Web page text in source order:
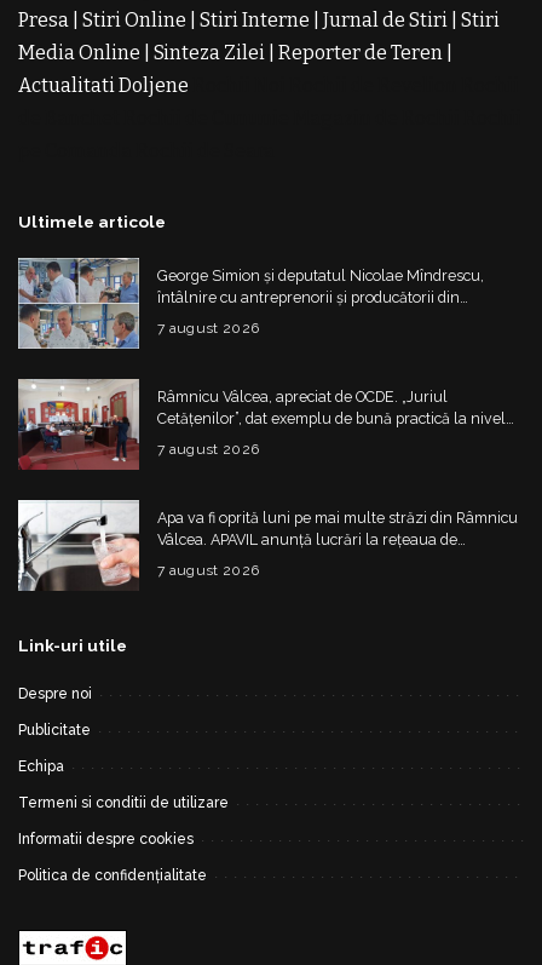
Presa Stiri Online Stiri Interne Jurnal de Stiri Stiri
Media Online
Sinteza Zilei Reporter de Teren
Actualitati Doljene
Ultimele articole
George Simion și deputatul Nicolae Mîndrescu,
întâlnire cu antreprenorii și producătorii din
Drăgășani
7 august 2026
Râmnicu Vâlcea, apreciat de OCDE. „Juriul
Cetățenilor”, dat exemplu de bună practică la nivel
european
7 august 2026
Apa va fi oprită luni pe mai multe străzi din Râmnicu
Vâlcea. APAVIL anunță lucrări la rețeaua de
alimentare
7 august 2026
Link-uri utile
Despre noi
Publicitate
Echipa
Termeni si conditii de utilizare
Informatii despre cookies
Politica de confidențialitate